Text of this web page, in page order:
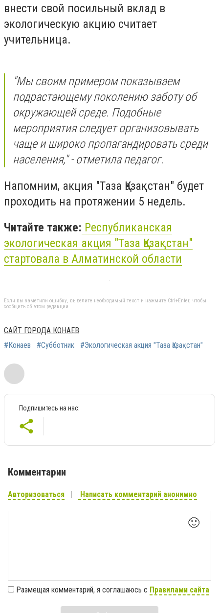
внести свой посильный вклад в
экологическую акцию считает
учительница.
"Мы своим примером показываем
подрастающему поколению заботу об
окружающей среде. Подобные
мероприятия следует организовывать
чаще и широко пропагандировать среди
населения," - отметила педагог.
Напомним, акция "Таза Қазақстан" будет
проходить на протяжении 5 недель.
Читайте также: Республиканская
экологическая акция "Таза Қазақстан"
стартовала в Алматинской области
Если вы заметили ошибку, выделите необходимый текст и нажмите Ctrl+Enter, чтобы
сообщить об этом редакции
САЙТ ГОРОДА КОНАЕВ
#Конаев
#Субботник #Экологическая акция "Таза Қазақстан"
Подпишитесь на нас:
Комментарии
Авторизоваться Написать комментарий анонимно
🙂
Размещая комментарий, я соглашаюсь с Правилами сайта